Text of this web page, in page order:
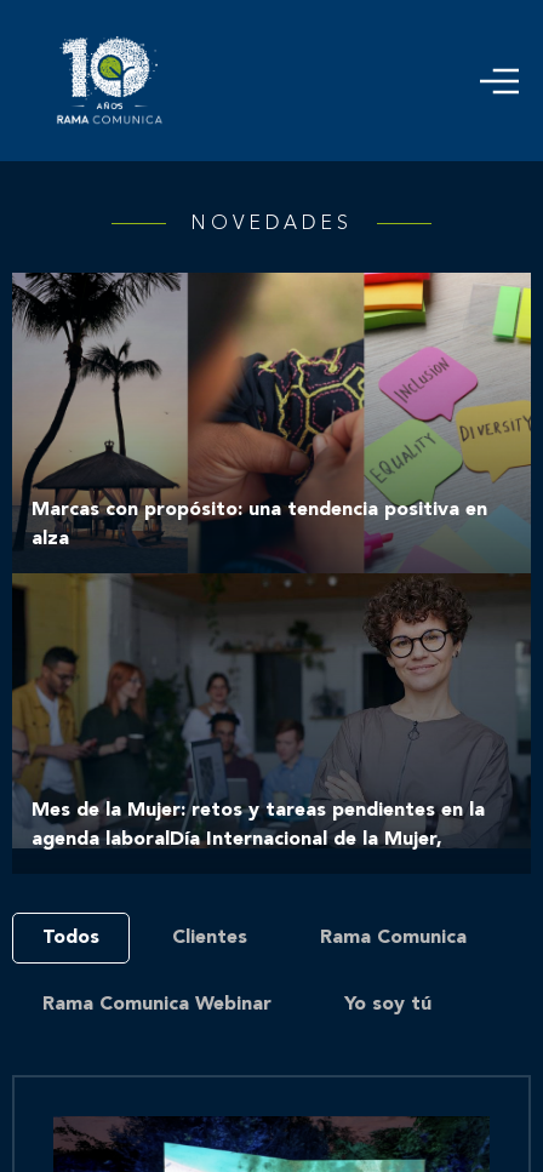
NOVEDADES
Marcas con propósito: una tendencia positiva en
alza
Mes de la Mujer: retos y tareas pendientes en la
agenda laboralDía Internacional de la Mujer,
Todos Clientes Rama Comunica
Rama Comunica Webinar Yo soy tú